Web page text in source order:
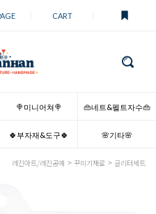
CART
🍭미니어쳐🍭 👜네트&펠트자수👜
🍀부자재&도구🍀 🌸기타🌸
레진아트/레진공예 꾸미기재료 글리터세트